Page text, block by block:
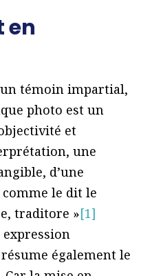
en
un témoin impartial,
photo est un
et
une
d’une
comme le dit le
traditore »[1]
également le